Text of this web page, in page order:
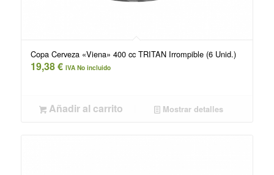
Copa Cerveza «Viena» 400 cc TRITAN Irrompible (6 Unid.)
19,38€ IVA No incluido
Añadir al carrito Mostrar detalles